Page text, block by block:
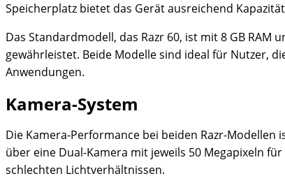
Speicherplatz bietet das Gerät ausreichend
Das Standardmodell, das Razr 60, ist mit 8 GB
gewährleistet. Beide Modelle sind ideal für Nutzer,
Anwendungen.
Kamera-System
Die Kamera-Performance bei beiden Razr-
über eine Dual-Kamera mit jeweils 50 Megapixeln
schlechten Lichtverhältnissen.